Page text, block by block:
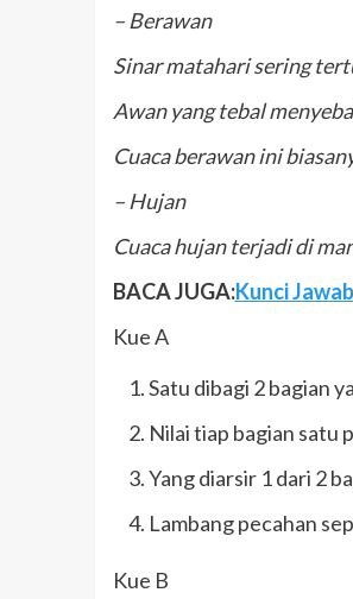
– Berawan
Sinar matahari sering
Awan yang tebal
Cuaca berawan ini
– Hujan
Cuaca hujan terjadi di
BACA JUGA:Kunci
Kue A
Satu dibagi 2 bagian
Nilai tiap bagian satu
Yang diarsir 1 dari 2
Lambang pecahan
Kue B